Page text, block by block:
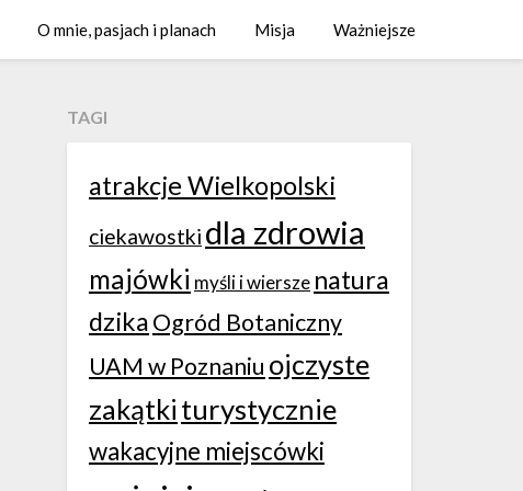
O mnie, pasjach i planach Misja Ważniejsze
TAGI
atrakcje Wielkopolski
ciekawostki dla zdrowia
majówki myśli i wiersze natura
dzikaOgród Botaniczny
UAM w Poznaniu ojczyste
zakątki turystycznie
wakacyjne miejscówki